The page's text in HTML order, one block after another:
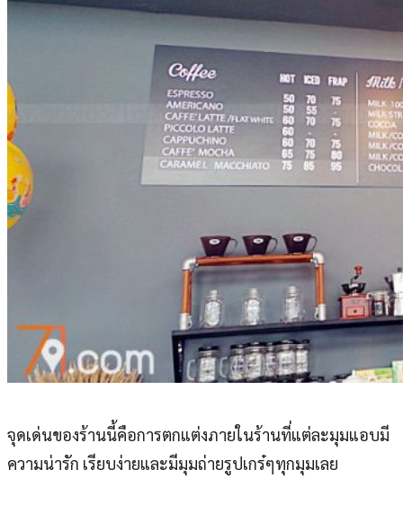
จุดเด่นของร้านนี้คือการตกแต่งภายในร้านที่แต่ละมุมแอบมี
ความน่ารัก เรียบง่ายและมีมุมถ่ายรูปเกร๋ๆทุกมุมเลย